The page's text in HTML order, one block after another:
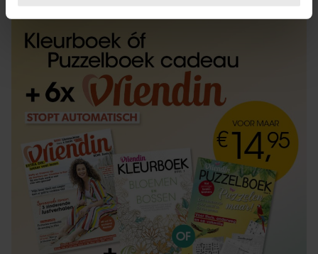
intrekken in de Cookieverklaring.
We gebruiken cookies om content en advertenties te
personaliseren, om functies voor social media te bieden
en om ons websiteverkeer te analyseren. Ook delen we
informatie over uw gebruik van onze site met onze
partners voor social media, adverteren en analyse. Deze
partners kunnen deze gegevens combineren met andere
informatie die u aan ze heeft verstrekt of die ze hebben
verzameld op basis van uw gebruik van hun services. U
gaat akkoord met onze cookies als u onze website blijft
gebruiken.